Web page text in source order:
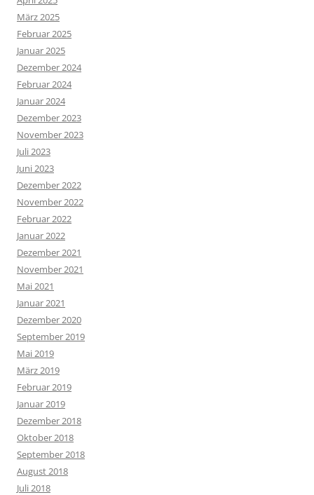
März 2025
Februar 2025
Januar 2025
Dezember 2024
Februar 2024
Januar 2024
Dezember 2023
November 2023
Juli 2023
Juni 2023
Dezember 2022
November 2022
Februar 2022
Januar 2022
Dezember 2021
November 2021
Mai 2021
Januar 2021
Dezember 2020
September 2019
Mai 2019
März 2019
Februar 2019
Januar 2019
Dezember 2018
Oktober 2018
September 2018
August 2018
Juli 2018